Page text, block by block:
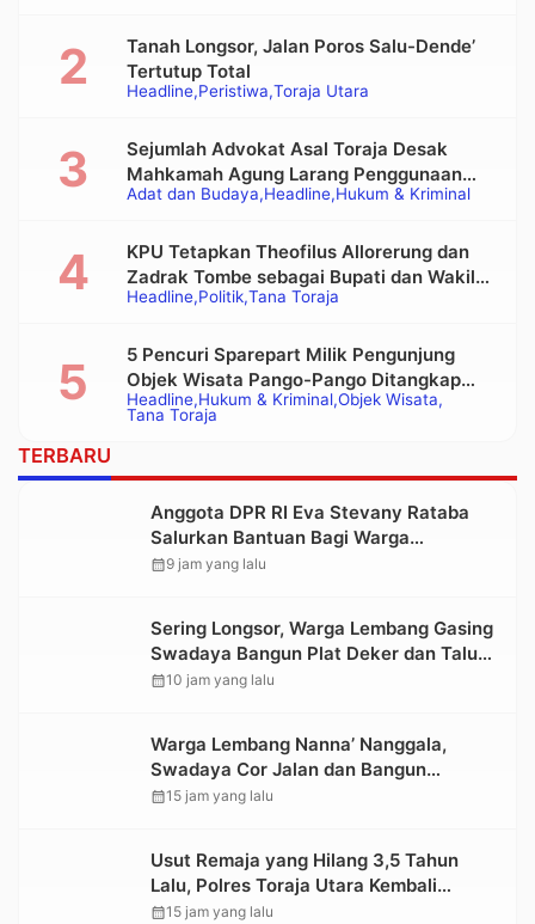
Headline Peristiwa Toraja Utara
Tanah Longsor, Jalan Poros Salu-Dende’
Tertutup Total
Adat dan Budaya Headline Hukum & Kriminal
Sejumlah Advokat Asal Toraja Desak
Mahkamah Agung Larang Penggunaan
Alat Berat pada Eksekusi Rumah Adat
Headline Politik Tana Toraja
KPU Tetapkan Theofilus Allorerung dan
Zadrak Tombe sebagai Bupati dan Wakil
Bupati Tana Toraja Terpilih
Headline Hukum & Kriminal Objek Wisata
Tana Toraja
5 Pencuri Sparepart Milik Pengunjung
Objek Wisata Pango-Pango Ditangkap
Polisi
TERBARU
Anggota DPR RI Eva Stevany Rataba
Salurkan Bantuan Bagi Warga
Terdampak Longsor di Buntu Pepasan
calendar_month9 jam yang lalu
Sering Longsor, Warga Lembang Gasing
Swadaya Bangun Plat Deker dan Talut
Jalan Penghubung Antar Lembang
calendar_month10 jam yang lalu
Warga Lembang Nanna’ Nanggala,
Swadaya Cor Jalan dan Bangun
Jembatan
calendar_month15 jam yang lalu
Usut Remaja yang Hilang 3,5 Tahun
Lalu, Polres Toraja Utara Kembali
Datangi TKP
calendar_month15 jam yang lalu